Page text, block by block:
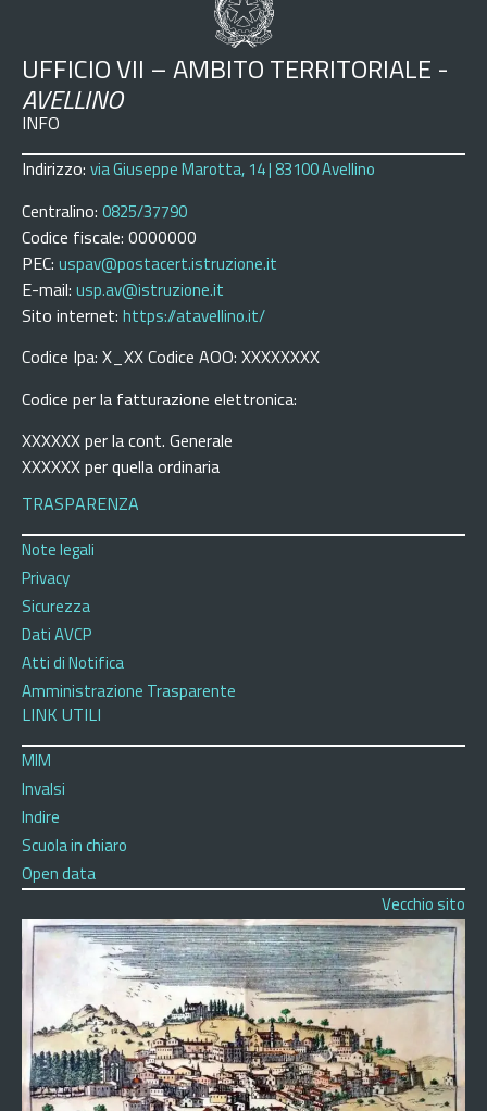
UFFICIO VII – AMBITO TERRITORIALE -
AVELLINO
INFO
Indirizzo: via Giuseppe Marotta, 14 | 83100 Avellino
Centralino: 0825/37790
Codice fiscale: 0000000
PEC: uspav@postacert.istruzione.it
E-mail: usp.av@istruzione.it
Sito internet: https://atavellino.it/
Codice Ipa: X_XX Codice AOO: XXXXXXXX
Codice per la fatturazione elettronica:
XXXXXX per la cont. Generale
XXXXXX per quella ordinaria
TRASPARENZA
Note legali
Privacy
Sicurezza
Dati AVCP
Atti di Notifica
Amministrazione Trasparente
LINK UTILI
MIM
Invalsi
Indire
Scuola in chiaro
Open data
Vecchio sito